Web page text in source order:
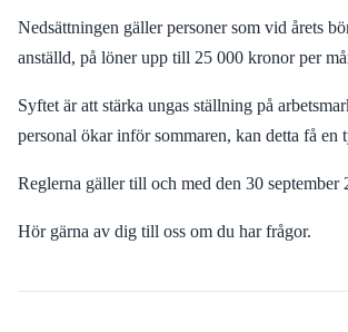
Nedsättningen gäller personer som vid årets
anställd, på löner upp till 25 000 kronor per
Syftet är att stärka ungas ställning på
personal ökar inför sommaren, kan detta få en
Reglerna gäller till och med den 30
Hör gärna av dig till oss om du har frågor.